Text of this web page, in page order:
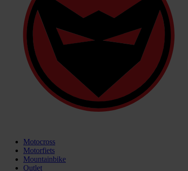
Motocross
Motorfiets
Mountainbike
Outlet